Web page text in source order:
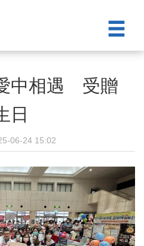
中相遇 受贈
日
06-24 15:02